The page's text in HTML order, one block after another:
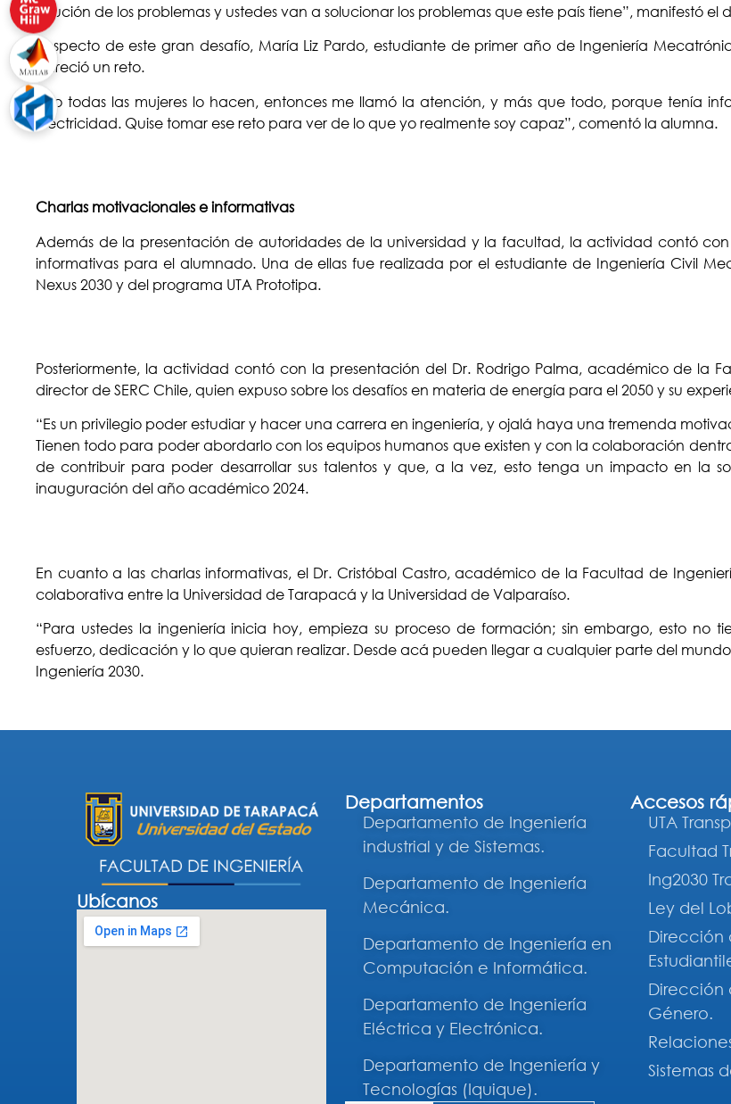
solución de los problemas y ustedes van a solucionar los problemas que este país tiene”, manifestó el
Respecto de este gran desafío, María Liz Pardo, estudiante de primer año de Ingeniería
pareció un reto.
“No todas las mujeres lo hacen, entonces me llamó la atención, y más que todo, porque tenía
electricidad. Quise tomar ese reto para ver de lo que yo realmente soy capaz”, comentó la alumna.
Charlas motivacionales e informativas
Además de la presentación de autoridades de la universidad y la facultad, la actividad contó con
informativas para el alumnado. Una de ellas fue realizada por el estudiante de Ingeniería Civil
Nexus 2030 y del programa UTA Prototipa.
Posteriormente, la actividad contó con la presentación del Dr. Rodrigo Palma, académico de la
director de SERC Chile, quien expuso sobre los desafíos en materia de energía para el 2050 y su
“Es un privilegio poder estudiar y hacer una carrera en ingeniería, y ojalá haya una tremenda
Tienen todo para poder abordarlo con los equipos humanos que existen y con la colaboración
de contribuir para poder desarrollar sus talentos y que, a la vez, esto tenga un impacto en la
inauguración del año académico 2024.
En cuanto a las charlas informativas, el Dr. Cristóbal Castro, académico de la Facultad de
colaborativa entre la Universidad de Tarapacá y la Universidad de Valparaíso.
“Para ustedes la ingeniería inicia hoy, empieza su proceso de formación; sin embargo, esto no
esfuerzo, dedicación y lo que quieran realizar. Desde acá pueden llegar a cualquier parte del
Ingeniería 2030.
Ubícanos
Departamentos
Departamento de Ingeniería
industrial y de Sistemas.
Departamento de Ingeniería
Mecánica.
Departamento de Ingeniería en
Computación e Informática.
Departamento de Ingeniería
Eléctrica y Electrónica.
Departamento de Ingeniería y
Tecnologías (Iquique).
Accesos
UTA
Facultad
Ing2030
Ley del
Dirección
Dirección
Género.
Sistemas